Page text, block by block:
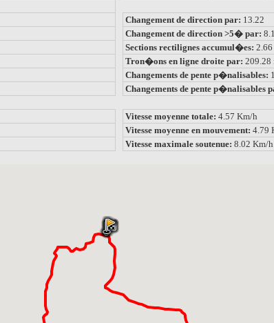
Changement de direction par: 13.22
Changement de direction >5� par:
Sections rectilignes accumul�es:
Tron�ons en ligne droite par: 209.28
Changements de pente p�nalisables:
Changements de pente p�nalisables
Vitesse moyenne totale: 4.57 Km/h
Vitesse moyenne en mouvement: 4.79
Vitesse maximale soutenue: 8.02 Km/h